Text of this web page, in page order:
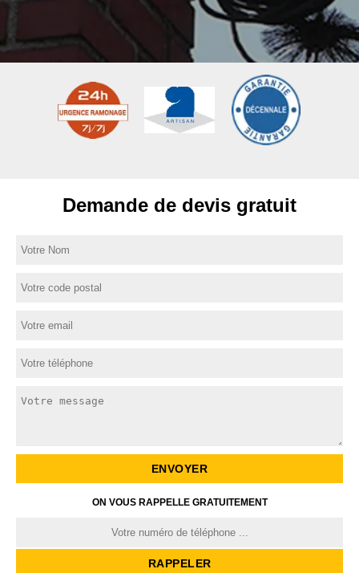
Demande de devis gratuit
ON VOUS RAPPELLE GRATUITEMENT